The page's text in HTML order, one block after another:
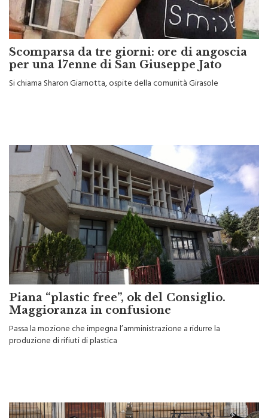
Scomparsa da tre giorni: ore di angoscia
per una 17enne di San Giuseppe Jato
Si chiama Sharon Giarnotta, ospite della comunità Girasole
Piana “plastic free”, ok del Consiglio.
Maggioranza in confusione
Passa la mozione che impegna l’amministrazione a ridurre la
produzione di rifiuti di plastica